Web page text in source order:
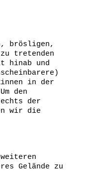
brösligen,
tretenden
hinab und
in der
den
der
wir die
Gelände zu